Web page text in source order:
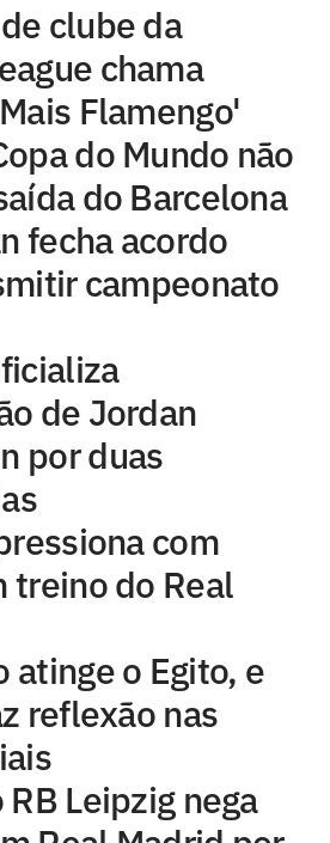
clube da
chama
Flamengo'
do Mundo não
do Barcelona
fecha acordo
campeonato
de Jordan
por duas
com
treino do Real
atinge o Egito, e
reflexão nas
Leipzig nega